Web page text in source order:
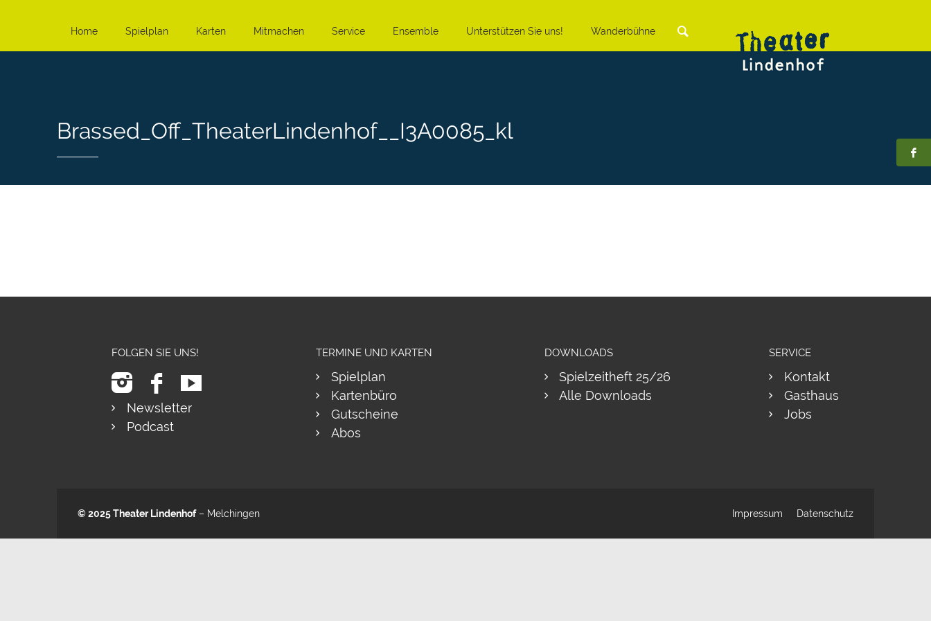
Home Spielplan Karten Mitmachen Service Ensemble Unterstützen Sie uns! Wanderbühne
Brassed_Off_TheaterLindenhof__I3A0085_kl
FOLGEN SIE UNS!
Newsletter
Podcast
TERMINE UND KARTEN
Spielplan
Kartenbüro
Gutscheine
Abos
DOWNLOADS
Spielzeitheft 25/26
Alle Downloads
SERVICE
Kontakt
Gasthaus
Jobs
© 2025Theater Lindenhof– Melchingen Impressum Datenschutz